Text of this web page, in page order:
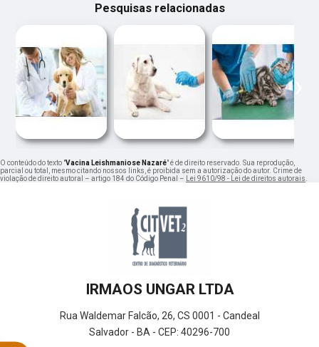
Pesquisas relacionadas
‹ ›
O conteúdo do texto "Vacina Leishmaniose Nazaré" é de direito reservado. Sua reprodução,
parcial ou total, mesmo citando nossos links, é proibida sem a autorização do autor. Crime de
violação de direito autoral – artigo 184 do Código Penal –
Lei 9610/98 - Lei de direitos autorais
IRMAOS UNGAR LTDA
Rua Waldemar Falcão, 26, CS 0001 - Candeal
Salvador - BA - CEP: 40296-700